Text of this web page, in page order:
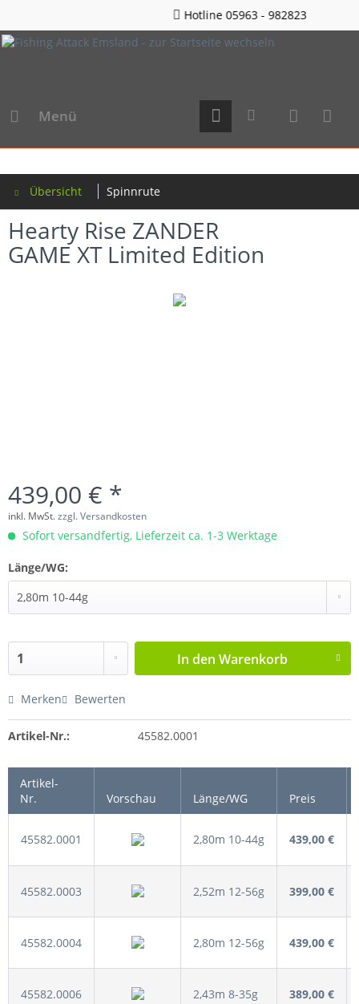
Hotline 05963 - 982823
Menü
Übersicht Spinnrute
Hearty Rise ZANDER
GAME XT Limited Edition
439,00 € *
inkl. MwSt.zzgl. Versandkosten
Sofort versandfertig, Lieferzeit ca. 1-3 Werktage
Länge/WG:
In den Warenkorb
Merken Bewerten
Artikel-Nr.: 45582.0001
Artikel-
Nr.
Vorschau Länge/WG Preis
45582.0001 2,80m 10-44g 439,00 €
45582.0003 2,52m 12-56g 399,00 €
45582.0004 2,80m 12-56g 439,00 €
45582.0006 2,43m 8-35g 389,00 €